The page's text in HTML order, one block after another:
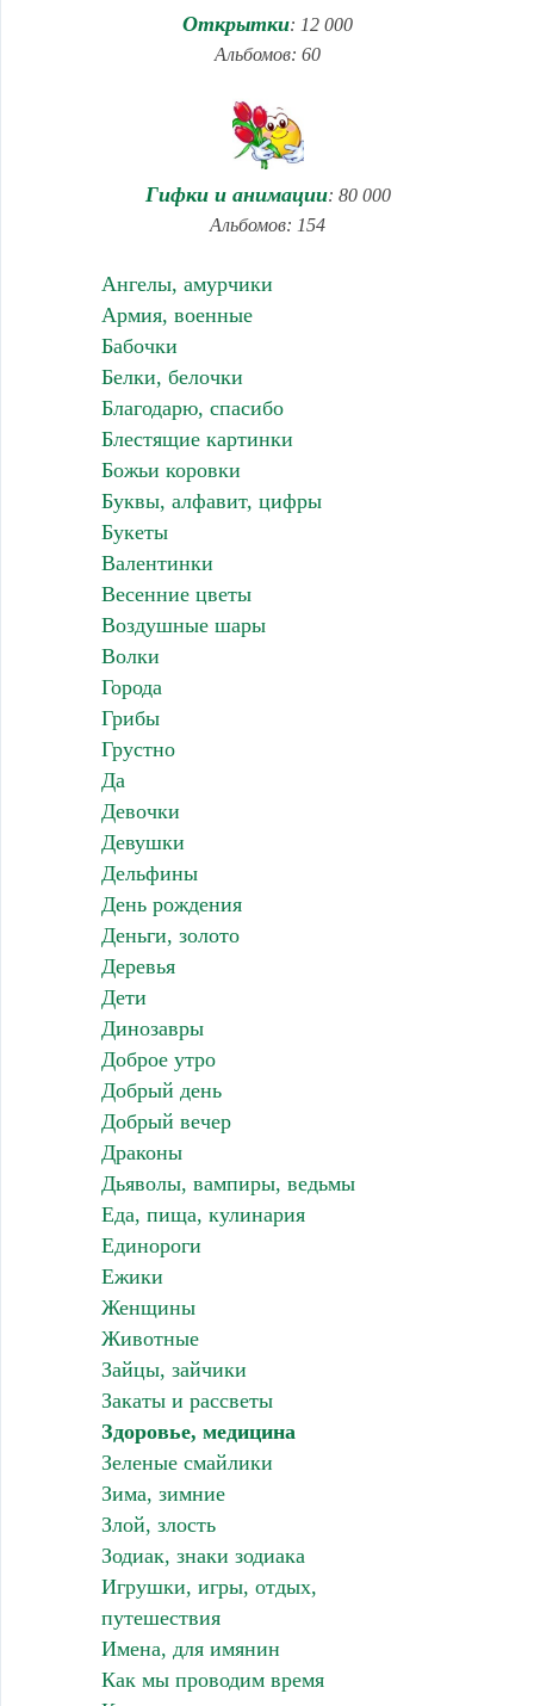
Открытки: 12 000
Альбомов: 60
Гифки и анимации: 80 000
Альбомов: 154
Ангелы, амурчики
Армия, военные
Бабочки
Белки, белочки
Благодарю, спасибо
Блестящие картинки
Божьи коровки
Буквы, алфавит, цифры
Букеты
Валентинки
Весенние цветы
Воздушные шары
Волки
Города
Грибы
Грустно
Да
Девочки
Девушки
Дельфины
День рождения
Деньги, золото
Деревья
Дети
Динозавры
Доброе утро
Добрый день
Добрый вечер
Драконы
Дьяволы, вампиры, ведьмы
Еда, пища, кулинария
Единороги
Ежики
Женщины
Животные
Зайцы, зайчики
Закаты и рассветы
Здоровье, медицина
Зеленые смайлики
Зима, зимние
Злой, злость
Зодиак, знаки зодиака
Игрушки, игры, отдых,
путешествия
Имена, для имянин
Как мы проводим время